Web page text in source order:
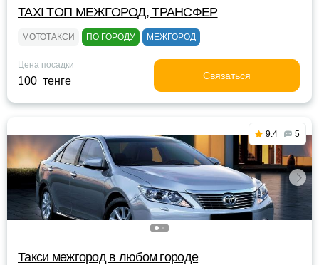
TAXI TOП МЕЖГОРОД, ТРАНСФЕР
МОТОТАКСИ ПО ГОРОДУ МЕЖГОРОД
Цена посадки
100 тенге Связаться
9.4 5
Такси межгород в любом городе